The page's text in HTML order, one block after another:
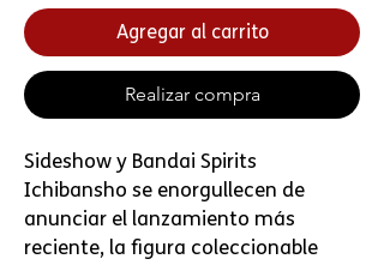
Agregar al carrito
Realizar compra
Sideshow y Bandai Spirits
Ichibansho se enorgullecen de
anunciar el lanzamiento más
reciente, la figura coleccionable